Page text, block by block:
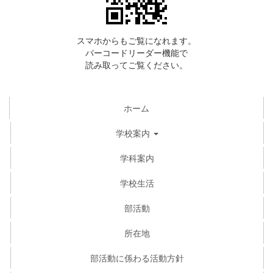
スマホからもご覧になれます。
バーコードリーダー機能で
読み取ってご覧ください。
ホーム
学校案内
学科案内
学校生活
部活動
所在地
部活動に係わる活動方針